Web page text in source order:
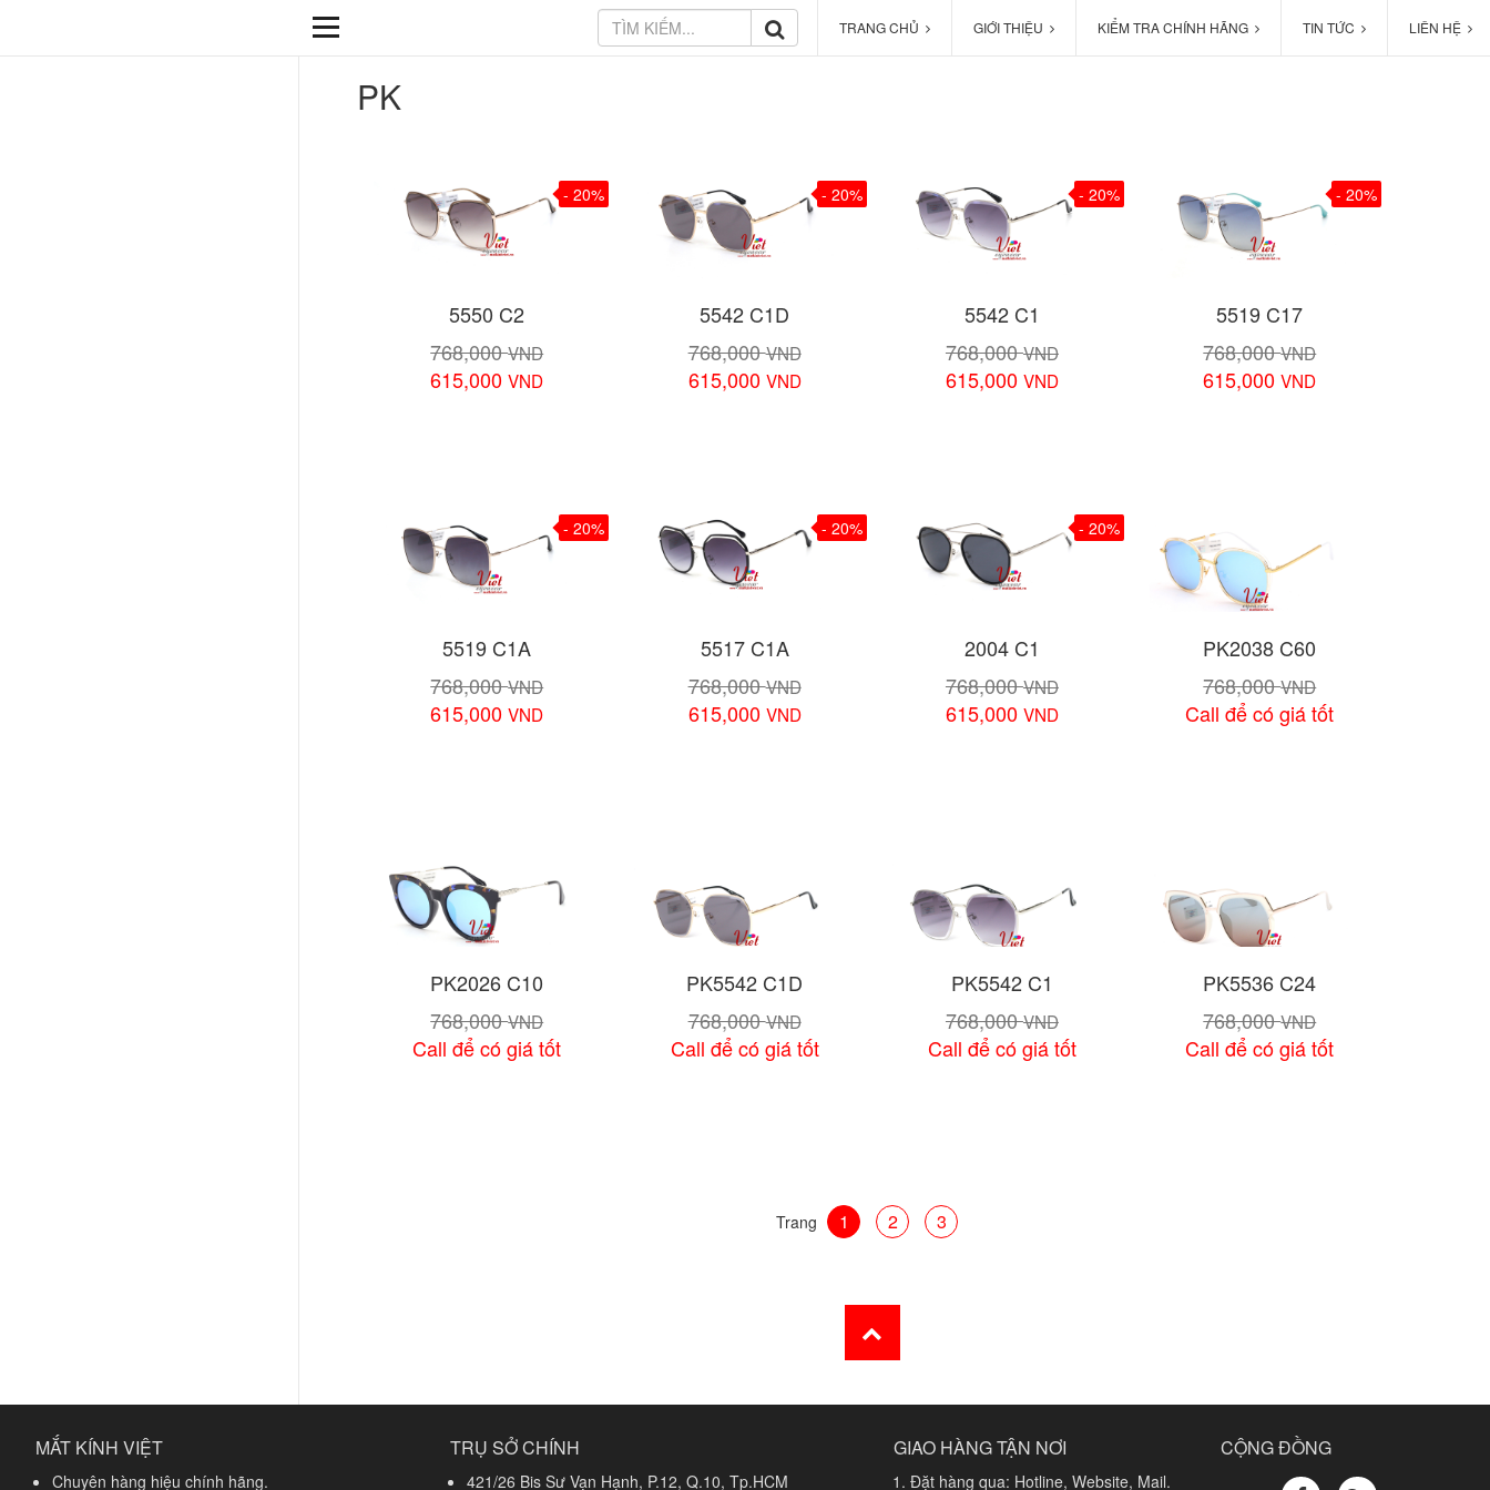
TRANG CHỦ GIỚI THIỆU KIỂM TRA CHÍNH HÃNG TIN TỨC LIÊN HỆ
PK
- 20%
5550 C2
768,000VND
615,000VND
- 20%
5542 C1D
768,000VND
615,000 VND
- 20%
5542 C1
768,000VND
615,000 VND
- 20%
5519 C17
768,000VND
615,000VND
- 20%
5519 C1A
768,000VND
615,000VND
- 20%
5517 C1A
768,000VND
615,000 VND
- 20%
2004 C1
768,000VND
615,000 VND
PK2038 C60
768,000VND
Call để có giá tốt
PK2026 C10
768,000VND
Call để có giá tốt
PK5542 C1D
768,000VND
Call để có giá tốt
PK5542 C1
768,000VND
Call để có giá tốt
PK5536 C24
768,000VND
Call để có giá tốt
Trang 1 2 3
MẮT KÍNH VIỆT
Chuyên hàng hiệu chính hãng.
TRỤ SỞ CHÍNH
421/26 Bis Sư Vạn Hạnh, P.12, Q.10, Tp.HCM
GIAO HÀNG TẬN NƠI
Đặt hàng qua: Hotline, Website, Mail.
CỘNG ĐỒNG